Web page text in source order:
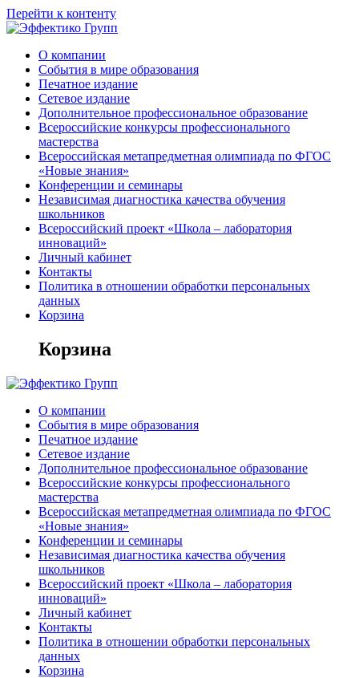
Перейти к контенту
О компании
События в мире образования
Печатное издание
Сетевое издание
Дополнительное профессиональное образование
Всероссийские конкурсы профессионального
мастерства
Всероссийская метапредметная олимпиада по ФГОС
«Новые знания»
Конференции и семинары
Независимая диагностика качества обучения
школьников
Всероссийский проект «Школа – лаборатория
инноваций»
Личный кабинет
Контакты
Политика в отношении обработки персональных
данных
Корзина
Корзина
О компании
События в мире образования
Печатное издание
Сетевое издание
Дополнительное профессиональное образование
Всероссийские конкурсы профессионального
мастерства
Всероссийская метапредметная олимпиада по ФГОС
«Новые знания»
Конференции и семинары
Независимая диагностика качества обучения
школьников
Всероссийский проект «Школа – лаборатория
инноваций»
Личный кабинет
Контакты
Политика в отношении обработки персональных
данных
Корзина